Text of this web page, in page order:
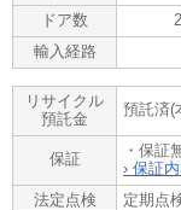
見た」とお伝えくだ
店頭商談中・売約済
問合せ頂き、該当車
スタッフ一同、お客
ドア数
輸入経路
リサイクル
預託金
預託済(
保証
・保証
› 保証
法定点検
定期点